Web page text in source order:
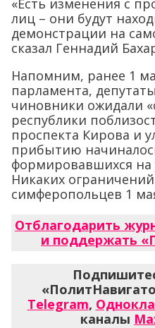
«Есть изменения с
лиц – они будут
демонстрации на
сказал Геннадий
Напомним, ранее 1
парламента,
чиновники ожидали
республики
проспекта Кирова и
прибытию
формировавшихся на
Никаких
симферопольцев 1
Отблагодарить
и поддержать
Telegram,
каналы